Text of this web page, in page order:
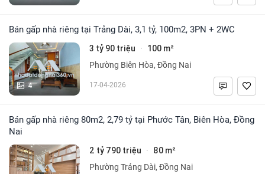
Bán gấp nhà riêng tại Trảng Dài, 3,1 tỷ, 100m2, 3PN + 2WC
4
3 tỷ 90 triệu · 100 m²
Phường Biên Hòa, Đồng Nai
17-04-2026
Bán gấp nhà riêng 80m2, 2,79 tỷ tại Phước Tân, Biên Hòa, Đồng
Nai
2 tỷ 790 triệu · 80 m²
Phường Trảng Dài, Đồng Nai